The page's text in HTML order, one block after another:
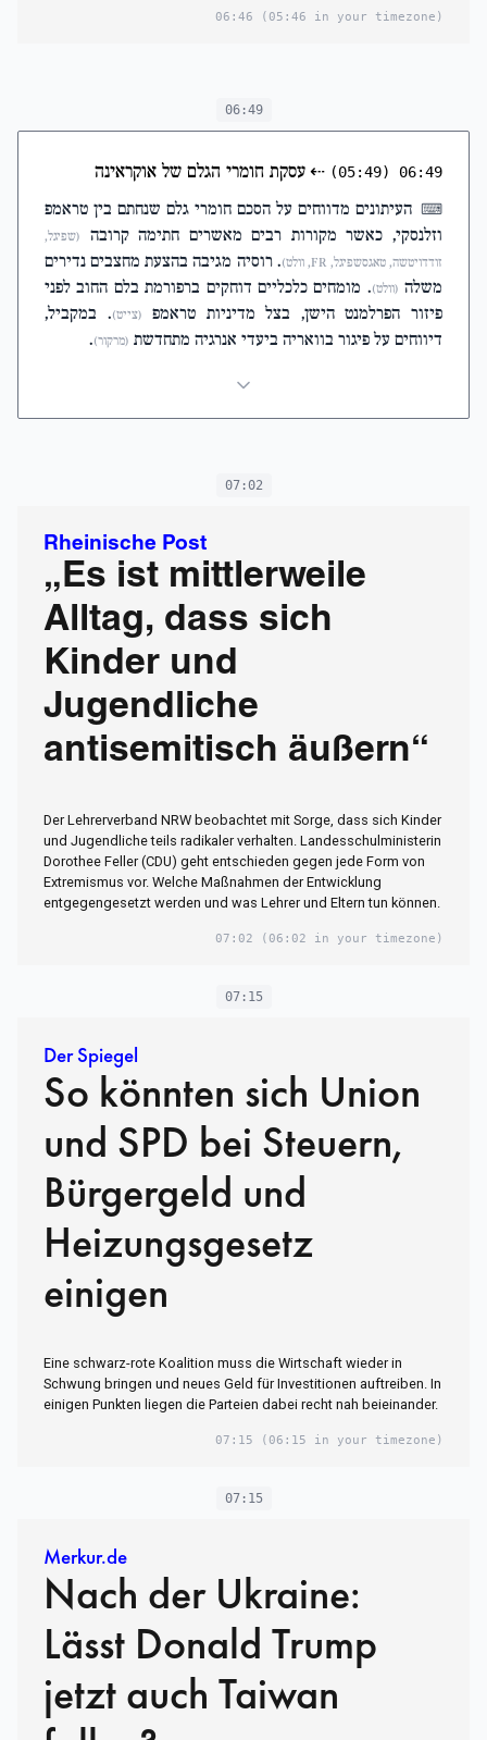
06:46 (05:46 in your timezone)
06:49
06:49
(05:49)
⇠עסקת חומרי הגלם של אוקראינה
⌨ העיתונים מדווחים על הסכם חומרי גלם שנחתם בין טראמפ
וזלנסקי, כאשר מקורות רבים מאשרים חתימה קרובה
(שפיגל,
זודדויטשה, טאגסשפיגל, FR, וולט)
. רוסיה מגיבה בהצעת מחצבים נדירים
משלה (וולט). מומחים כלכליים דוחקים ברפורמת בלם החוב לפני
פיזור הפרלמנט הישן, בצל מדיניות טראמפ
(צייט). במקביל,
דיווחים על פיגור בוואריה ביעדי אנרגיה מתחדשת (מרקור).
07:02
Rheinische Post
„Es ist mittlerweile
Alltag, dass sich
Kinder und
Jugendliche
antisemitisch äußern“
Der Lehrerverband NRW beobachtet mit Sorge, dass sich Kinder
und Jugendliche teils radikaler verhalten. Landesschulministerin
Dorothee Feller (CDU) geht entschieden gegen jede Form von
Extremismus vor. Welche Maßnahmen der Entwicklung
entgegengesetzt werden und was Lehrer und Eltern tun können.
07:02 (06:02 in your timezone)
07:15
Der Spiegel
So könnten sich Union
und SPD bei Steuern,
Bürgergeld und
Heizungsgesetz
einigen
Eine schwarz-rote Koalition muss die Wirtschaft wieder in
Schwung bringen und neues Geld für Investitionen auftreiben. In
einigen Punkten liegen die Parteien dabei recht nah beieinander.
07:15 (06:15 in your timezone)
07:15
Merkur.de
Nach der Ukraine:
Lässt Donald Trump
jetzt auch Taiwan